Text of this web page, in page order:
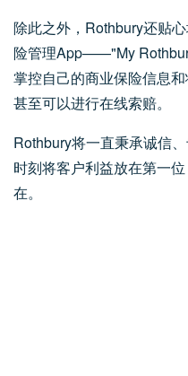
除此之外，Rothbury还贴
险管理App——"My
掌控自己的商业保险信息
甚至可以进行在线索赔。
Rothbury将一直秉承诚信
时刻将客户利益放在第一
在。